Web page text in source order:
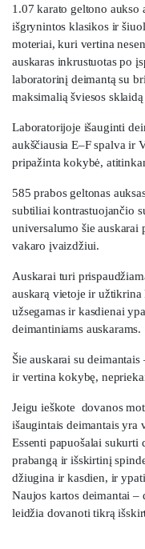
1.07 karato geltono aukso
išgrynintos klasikos ir
moteriai, kuri vertina
auskaras inkrustuotas po
laboratorinį deimantą su
maksimalią šviesos
Laboratorijoje išauginti
aukščiausia E–F spalva ir
pripažinta kokybė,
585 prabos geltonas
subtiliai kontrastuojančio
universalumo šie
vakaro įvaizdžiui.
Auskarai turi
auskarą vietoje ir
užsegamas ir kasdienai
deimantiniams auskarams.
Šie auskarai su
ir vertina kokybę,
Jeigu ieškote dovanos
išaugintais deimantais yra
Essenti papuošalai sukurti
prabangą ir išskirtinį
džiugina ir kasdien, ir
Naujos kartos deimantai –
leidžia dovanoti tikrą